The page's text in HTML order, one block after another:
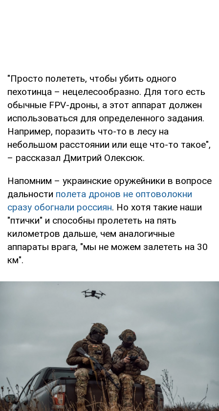
"Просто полететь, чтобы убить одного
пехотинца – нецелесообразно. Для того есть
обычные FPV-дроны, а этот аппарат должен
использоваться для определенного задания.
Например, поразить что-то в лесу на
небольшом расстоянии или еще что-то такое",
– рассказал Дмитрий Олексюк.
Напомним – украинские оружейники в вопросе
дальности полета дронов не оптоволокни
сразу обогнали россиян. Но хотя такие наши
"птички" и способны пролететь на пять
километров дальше, чем аналогичные
аппараты врага, "мы не можем залететь на 30
км".